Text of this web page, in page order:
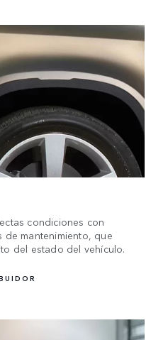
condiciones con
mantenimiento, que
del estado del vehículo.